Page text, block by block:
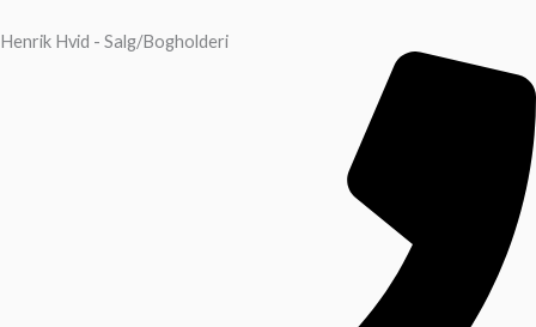
Henrik Hvid - Salg/Bogholderi